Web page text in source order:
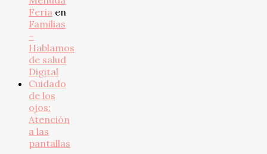
Feria en
Familias
–
Hablamos
de salud
Digital
Cuidado
de los
ojos:
Atención
a las
pantallas